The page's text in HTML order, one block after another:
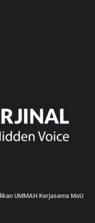
UMMAH Kerjasama MoU